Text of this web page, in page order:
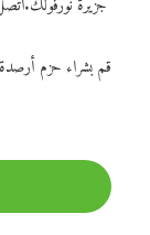
جزيرة نورفولك.
قم بشراء حزم